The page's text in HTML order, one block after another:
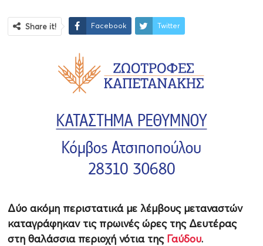
Share it! Facebook Twitter
Δύο ακόμη περιστατικά με λέμβους μεταναστών
καταγράφηκαν τις πρωινές ώρες της Δευτέρας
στη θαλάσσια περιοχή νότια της Γαύδου.